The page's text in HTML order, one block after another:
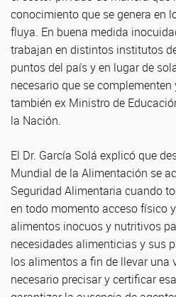
conocimiento que se genera en
fluya. En buena medida
trabajan en distintos institutos
puntos del país y en lugar de
necesario que se
también ex Ministro de
la Nación.
El Dr. García Solá explicó que
Mundial de la Alimentación se
Seguridad Alimentaria cuando
en todo momento acceso físico
alimentos inocuos y nutritivos
necesidades alimenticias y sus
los alimentos a fin de llevar una
necesario precisar y certificar